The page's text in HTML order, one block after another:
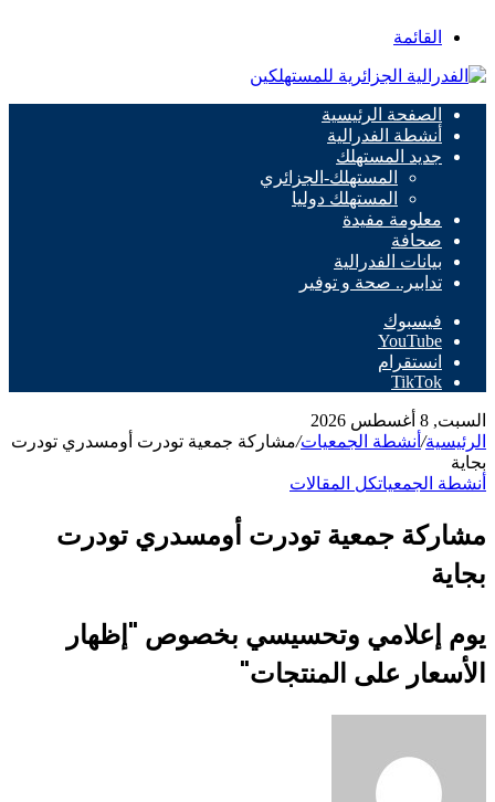
القائمة
الصفحة الرئيسية
أنشطة الفدرالية
جديد المستهلك
المستهلك-الجزائري
المستهلك دوليا
معلومة مفيدة
صحافة
بيانات الفدرالية
تدابير.. صحة و توفير
فيسبوك
‫YouTube
انستقرام
‫TikTok
السبت, 8 أغسطس 2026
الرئيسية/ أنشطة الجمعيات/مشاركة جمعية تودرت أومسدري تودرت
بجاية
أنشطة الجمعياتكل المقالات
مشاركة جمعية تودرت أومسدري تودرت
بجاية
يوم إعلامي وتحسيسي بخصوص "إظهار
الأسعار على المنتجات"